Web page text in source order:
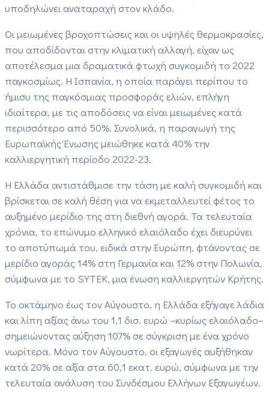
υποδηλώνει αναταραχή στον κλάδο.
Οι μειωμένες βροχοπτώσεις και οι υψηλές θερμοκρασίες,
που αποδίδονται στην κλιματική αλλαγή, είχαν ως
αποτέλεσμα μια δραματικά φτωχή συγκομιδή το 2022
παγκοσμίως. Η Ισπανία, η οποία παράγει περίπου το
ήμισυ της παγκόσμιας προσφοράς ελιών, επλήγη
ιδιαίτερα, με τις αποδόσεις να είναι μειωμένες κατά
περισσότερο από 50%. Συνολικά, η παραγωγή της
Ευρωπαϊκής Ένωσης μειώθηκε κατά 40% την
καλλιεργητική περίοδο 2022-23.
Η Ελλάδα αντιστάθμισε την τάση με καλή συγκομιδή και
βρίσκεται σε καλή θέση για να εκμεταλλευτεί φέτος το
αυξημένο μερίδιο της στη διεθνή αγορά. Τα τελευταία
χρόνια, το επώνυμο ελληνικό ελαιόλαδο έχει διευρύνει
το αποτύπωμά του, ειδικά στην Ευρώπη, φτάνοντας σε
μερίδιο αγοράς 14% στη Γερμανία και 12% στην Πολωνία,
σύμφωνα με το SYTEK, μια ένωση καλλιεργητών Κρήτης.
Το οκτάμηνο έως τον Αύγουστο, η Ελλάδα εξήγαγε λάδια
και λίπη αξίας άνω του 1,1 δισ. ευρώ –κυρίως ελαιόλαδο–
σημειώνοντας αύξηση 107% σε σύγκριση με ένα χρόνο
νωρίτερα. Μόνο τον Αύγουστο, οι εξαγωγές αυξήθηκαν
κατά 20% σε αξία στα 60,1 εκατ. ευρώ, σύμφωνα με την
τελευταία ανάλυση του Συνδέσμου Ελλήνων Εξαγωγέων.